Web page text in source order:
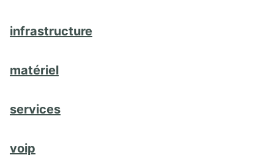
infrastructure
matériel
services
voip